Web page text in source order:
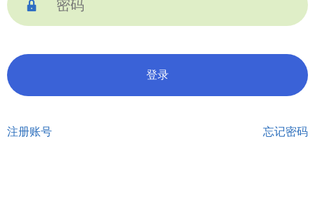

注册账号 忘记密码